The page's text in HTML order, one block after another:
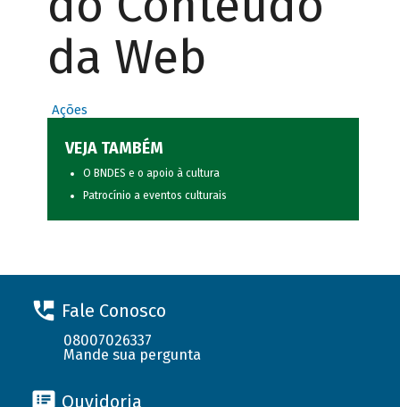
da Web
Ações
VEJA TAMBÉM
O BNDES e o apoio à cultura
Patrocínio a eventos culturais
Fale Conosco
08007026337
Mande sua pergunta
Ouvidoria